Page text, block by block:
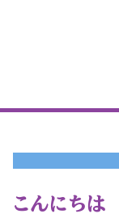
こんにちは